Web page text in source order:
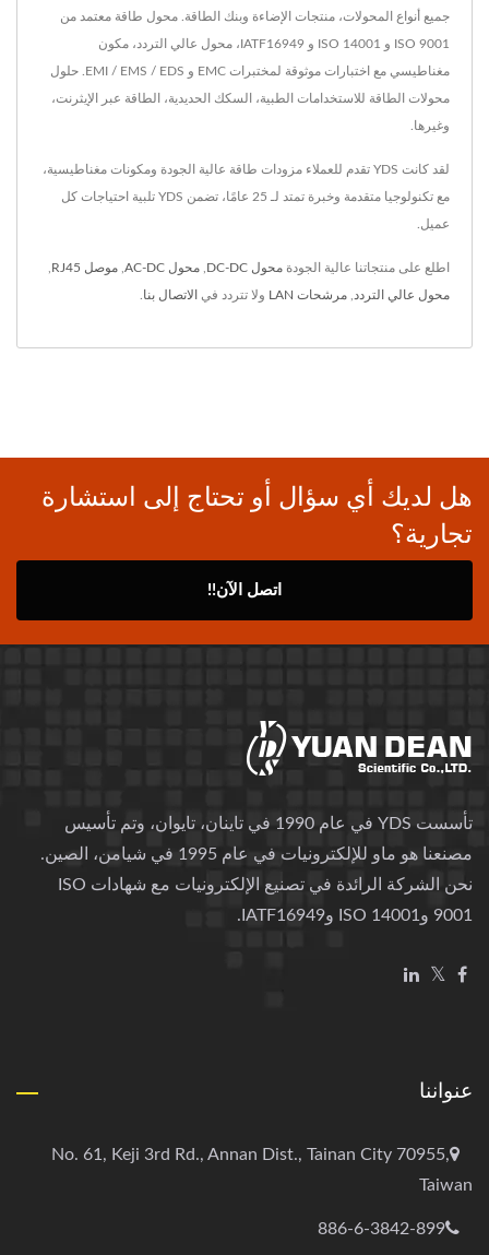
جميع أنواع المحولات، منتجات الإضاءة وبنك الطاقة. محول طاقة معتمد من
ISO 9001 و ISO 14001 و IATF16949، محول عالي التردد، مكون
مغناطيسي مع اختبارات موثوقة لمختبرات EMC و EMI / EMS / EDS. حلول
محولات الطاقة للاستخدامات الطبية، السكك الحديدية، الطاقة عبر الإيثرنت،
وغيرها.
لقد كانت YDS تقدم للعملاء مزودات طاقة عالية الجودة ومكونات مغناطيسية،
مع تكنولوجيا متقدمة وخبرة تمتد لـ 25 عامًا، تضمن YDS تلبية احتياجات كل
عميل.
اطلع على منتجاتنا عالية الجودة محول DC-DC محول AC-DC موصل RJ45
محول عالي التردد مرشحات LAN ولا تتردد في الاتصال بنا
هل لديك أي سؤال أو تحتاج إلى استشارة
تجارية؟
اتصل الآن!!
تأسست YDS في عام 1990 في تاينان، تايوان، وتم تأسيس
مصنعنا هو ماو للإلكترونيات في عام 1995 في شيامن، الصين.
نحن الشركة الرائدة في تصنيع الإلكترونيات مع شهادات ISO
9001 وISO 14001 وIATF16949.
عنواننا
No. 61, Keji 3rd Rd., Annan Dist., Tainan City 70955,
Taiwan
886-6-3842-899